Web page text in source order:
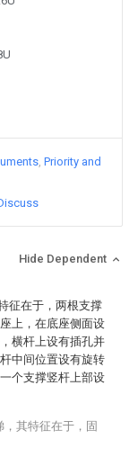
Priority and
Hide Dependent
征在于，两根支撑
上，在底座侧面设
横杆上设有插孔并
中间位置设有旋转
个支撑竖杆上部设
其特征在于，固